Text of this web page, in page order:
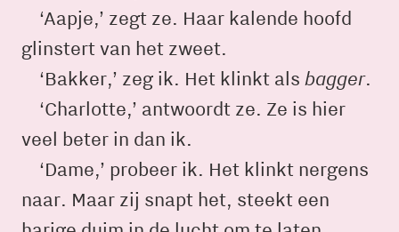
‘Aapje,’ zegt ze. Haar kalende hoofd
glinstert van het zweet.
‘Bakker,’ zeg ik. Het klinkt als bagger.
‘Charlotte,’ antwoordt ze. Ze is hier
veel beter in dan ik.
‘Dame,’ probeer ik. Het klinkt nergens
naar. Maar zij snapt het, steekt een